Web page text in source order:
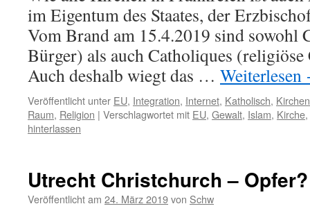
im Eigentum des Staates, der
Vom Brand am 15.4.2019 sind sowohl
Bürger) als auch Catholiques
Auch deshalb wiegt das … Weiterlesen
Veröffentlicht unter EU, Integration, Internet, Katholisch, Kirchen
Raum, Religion | Verschlagwortet mit EU, Gewalt, Islam, Kirche,
hinterlassen
Utrecht Christchurch – Opfer?
Veröffentlicht am 24. März 2019von Schw